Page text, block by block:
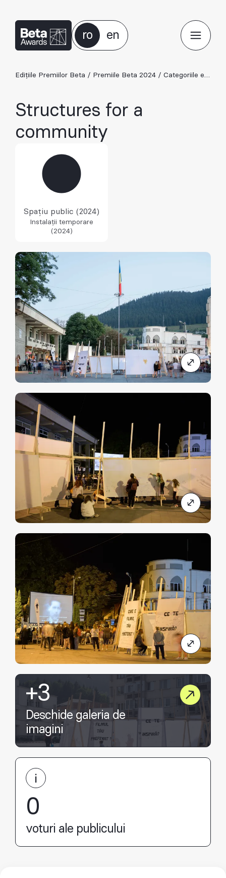
ro en
Edițiile Premiilor Beta / Premiile Beta 2024 / Categoriile ediției 2024
Structures for a
community
Spațiu public (2024)
Instalații temporare
(2024)
+3
Deschide galeria de
imagini
0
voturi ale publicului